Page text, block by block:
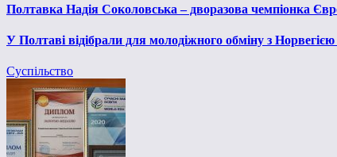
Полтавка Надія Соколовська – дворазова чемпіонка
У Полтаві відібрали для молодіжного обміну з
Суспільство